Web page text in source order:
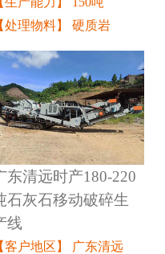
处理物料】 硬质岩
东清远时产180-220
石灰石移动破碎生
线
客户地区】 广东清远